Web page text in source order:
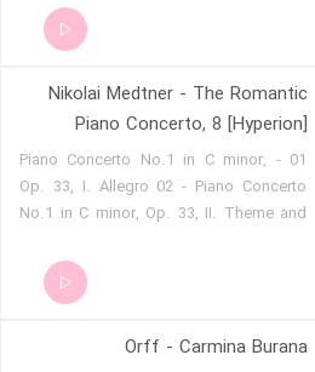
50, III. Divertimento 04 - Piano Concerto
No. 3 in E minor, Op. 60, I. Con moto
E minor, Op. 60, II. Interludium 06 - Piano
Concerto No. 3 in E minor, Op. 60, III.
Nikolai Medtner - The Romantic
Piano Concerto, 8 [Hyperion]
01 - Piano Concerto No.1 in C minor,
Op. 33, I. Allegro 02 - Piano Concerto
No.1 in C minor, Op. 33, II. Theme and
minor, Op. 33, III. Recapitulation 04 -
Piano Concerto No.1 in C minor, Op. 33,
Quintet in C major, Op. posth., I. Molto
Orff - Carmina Burana